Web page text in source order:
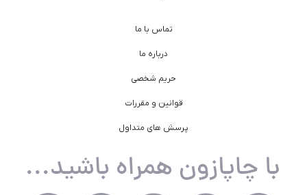
تماس با ما
درباره ما
حریم شخصی
قوانین و مقررات
پرسش های متداول